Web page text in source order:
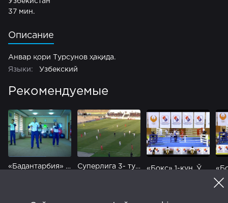
37 мин.
Описание
Анвар қори Турсунов ҳақида.
Языки:
Узбекский
Рекомендуемые
«Бадантарбия» Чилонзор -туманидаги Гимнастикага ихтисослаштирлилган мактаб тарбияланувчилари Суперлига 3- тур. «Турон-Локоматив» 2-тайм. 2021 «Бокс» 1-кун. Ўсмирлар ўртасида Ўзбекистон чемпионати. 2 қисм